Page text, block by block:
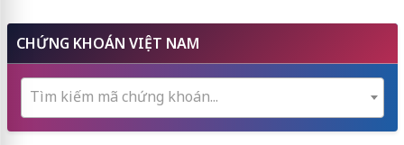
CHỨNG KHOÁN VIỆT NAM
Tìm kiếm mã chứng khoán...